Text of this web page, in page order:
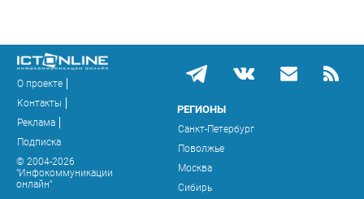
О проекте
Контакты
Реклама
Подписка
© 2004-2026
"Инфокоммуникации
онлайн"
РЕГИОНЫ
Санкт-Петербург
Поволжье
Москва
Сибирь